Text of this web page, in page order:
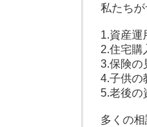
私たち
1.資産運
2.住宅購
3.保険の
4.子供の
5.老後の
多くの